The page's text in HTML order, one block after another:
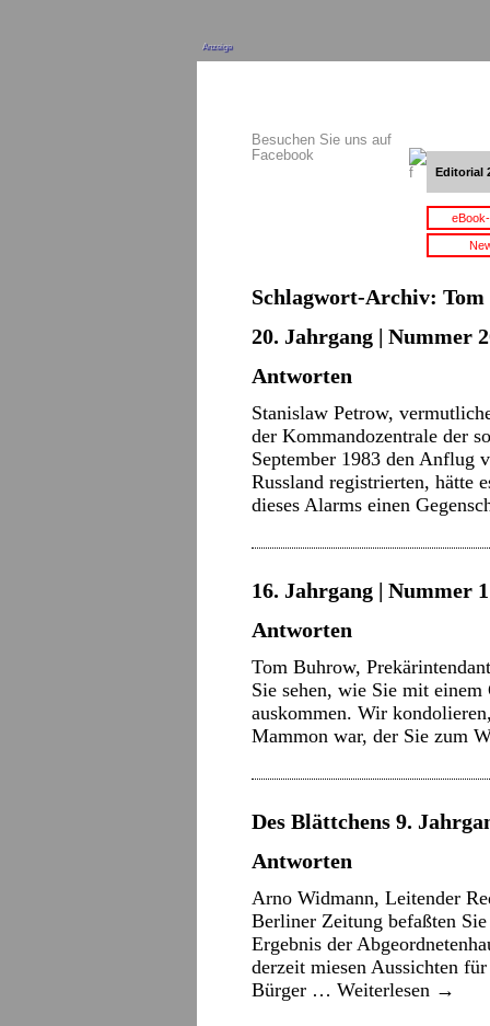
Anzeige
Besuchen Sie uns auf
Facebook
Editorial
Schlagwort-Archiv:
20. Jahrgang | Nummer
Antworten
Stanislaw Petrow,
der Kommandozentrale der
September 1983 den Anflug
Russland registrierten, hätte
dieses Alarms einen
16. Jahrgang | Nummer
Antworten
Tom Buhrow,
Sie sehen, wie Sie mit
auskommen. Wir
Mammon war, der Sie zum
Des Blättchens 9.
Antworten
Arno Widmann, Leitender
Berliner Zeitung befaßten
Ergebnis der
derzeit miesen Aussichten
Bürger … Weiterlesen →